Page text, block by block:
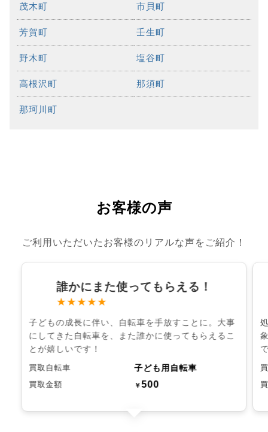
茂木町 市貝町
芳賀町 壬生町
野木町 塩谷町
高根沢町 那須町
那珂川町
お客様の声
ご利用いただいたお客様のリアルな声をご紹介！
誰かにまた使ってもらえる！
★★★★★
子どもの成長に伴い、自転車を手放すことに。大事
にしてきた自転車を、また誰かに使ってもらえるこ
とが嬉しいです！
買取自転車 子ども用自転車
買取金額 ￥500